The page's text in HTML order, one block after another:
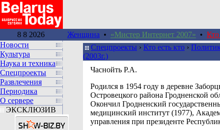
8 8 2026 Женщина • «Мистер Интернет 2007» • Кто
Новости
Культура
Наука и техника
Спецпроекты
Развлечения
Периодика
О сервере
ЭКСКЛЮЗИВ
Спецпроекты › Кто есть кто ›
(2003г.)
Часнойть Р.А.
Родился в 1954 году в деревне
Островецкого района Гродненской
Окончил Гродненский
медицинский институт (1977),
управления при президенте